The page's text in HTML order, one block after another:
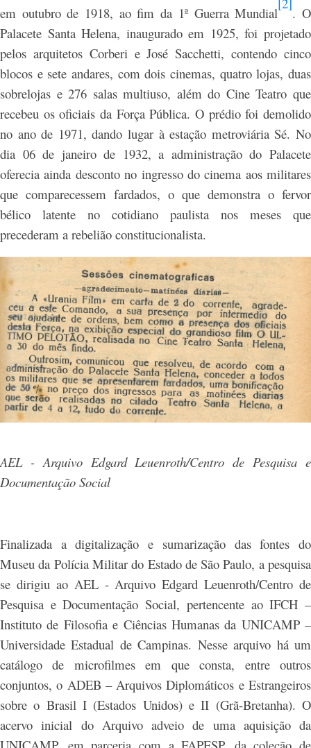
em outubro de 1918, ao fim da 1ª Guerra Mundial
. O
Palacete Santa Helena, inaugurado em 1925, foi projetado
pelos arquitetos Corberi e José Sacchetti, contendo cinco
blocos e sete andares, com dois cinemas, quatro lojas, duas
sobrelojas e 276 salas multiuso, além do Cine Teatro que
recebeu os oficiais da Força Pública. O prédio foi demolido
no ano de 1971, dando lugar à estação metroviária Sé. No
dia 06 de janeiro de 1932, a administração do Palacete
oferecia ainda desconto no ingresso do cinema aos militares
que comparecessem fardados, o que demonstra o fervor
bélico latente no cotidiano paulista nos meses que
precederam a rebelião constitucionalista.
AEL - Arquivo Edgard Leuenroth/Centro de Pesquisa e
Documentação Social
Finalizada a digitalização e sumarização das fontes do
Museu da Polícia Militar do Estado de São Paulo, a pesquisa
se dirigiu ao AEL - Arquivo Edgard Leuenroth/Centro de
Pesquisa e Documentação Social, pertencente ao IFCH –
Instituto de Filosofia e Ciências Humanas da UNICAMP –
Universidade Estadual de Campinas. Nesse arquivo há um
catálogo de microfilmes em que consta, entre outros
conjuntos, o ADEB – Arquivos Diplomáticos e Estrangeiros
sobre o Brasil I (Estados Unidos) e II (Grã-Bretanha). O
acervo inicial do Arquivo adveio de uma aquisição da